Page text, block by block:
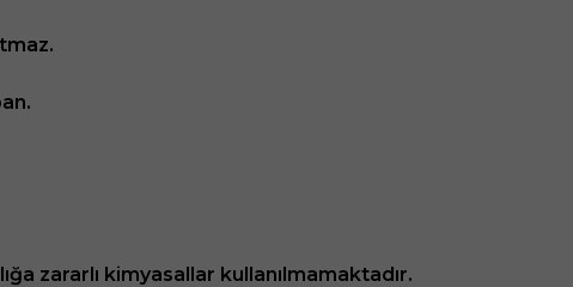
zararlı kimyasallar kullanılmamaktadır.